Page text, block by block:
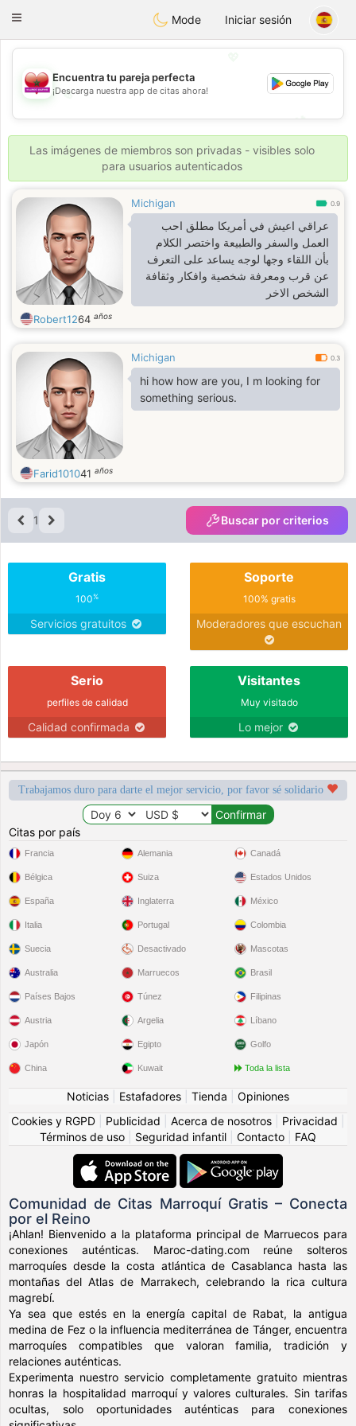
Maroc Dating
Toggle
Mode Iniciar sesión
💖
💕
💕
Encuentra tu pareja perfecta
¡Descarga nuestra app de citas ahora!
Las imágenes de miembros son privadas - visibles solo
para usuarios autenticados
Michigan 0.9
عراقي اعيش في أمريكا مطلق احب
العمل والسفر والطبيعة واختصر الكلام
بأن اللقاء وجها لوجه يساعد على التعرف
عن قرب ومعرفة شخصية وافكار وثقافة
الشخص الاخر
Robert1264 años
Michigan 0.3
hi how how are you, I m looking for
something serious.
Farid101041 años
1 Buscar por criterios
Gratis
100%
Servicios gratuitos
Soporte
100% gratis
Moderadores que escuchan
Serio
perfiles de calidad
Calidad confirmada
Visitantes
Muy visitado
Lo mejor
Trabajamos duro para darte el mejor servicio, por favor sé solidario
Citas por país
Francia
Bélgica
España
Italia
Suecia
Alemania
Suiza
Inglaterra
Portugal
Desactivado
Canadá
Estados Unidos
México
Colombia
Mascotas
Australia
Países Bajos
Austria
Japón
China
Marruecos
Túnez
Argelia
Egipto
Kuwait
Brasil
Filipinas
Líbano
Golfo
Toda la lista
Noticias Estafadores Tienda
Opiniones
Cookies y RGPD
Publicidad Acerca de nosotros Privacidad
Términos de uso
Seguridad infantil Contacto FAQ
Comunidad de Citas Marroquí Gratis – Conecta
por el Reino
¡Ahlan! Bienvenido a la plataforma principal de Marruecos para
conexiones auténticas. Maroc-dating.com reúne solteros
marroquíes desde la costa atlántica de Casablanca hasta las
montañas del Atlas de Marrakech, celebrando la rica cultura
magrebí.
Ya sea que estés en la energía capital de Rabat, la antigua
medina de Fez o la influencia mediterránea de Tánger, encuentra
marroquíes compatibles que valoran familia, tradición y
relaciones auténticas.
Experimenta nuestro servicio completamente gratuito mientras
honras la hospitalidad marroquí y valores culturales. Sin tarifas
ocultas, solo oportunidades auténticas para conexiones